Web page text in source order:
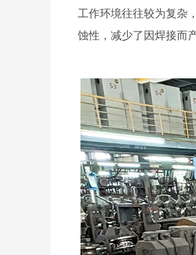
工作环境往往较为复杂
蚀性，减少了因焊接而